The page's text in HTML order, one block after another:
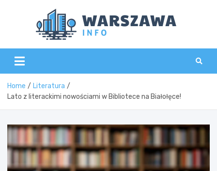
Home
Literatura
Lato z literackimi nowościami w Bibliotece na Białołęce!